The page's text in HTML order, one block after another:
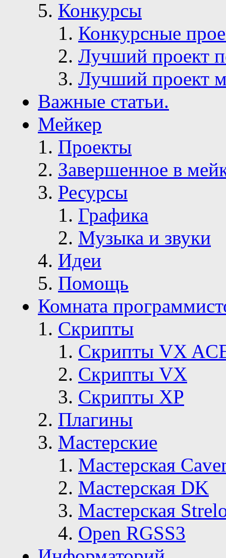
Конкурсы
Конкурсные
Лучший проект
Лучший проект
Важные статьи.
Мейкер
Проекты
Завершенное в
Ресурсы
Графика
Музыка и звуки
Идеи
Помощь
Комната
Скрипты
Скрипты VX
Скрипты VX
Скрипты ХР
Плагины
Мастерские
Мастерская
Мастерская DK
Мастерская
Open RGSS3